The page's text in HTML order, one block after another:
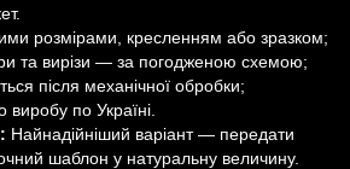
розмірами, кресленням або зразком;
та вирізи — за погодженою схемою;
після механічної обробки;
виробу по Україні.
Найнадійніший варіант — передати
шаблон у натуральну величину.